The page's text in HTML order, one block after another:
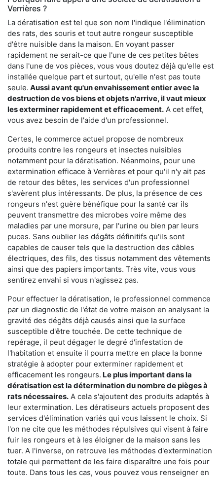
Verrières ?
La dératisation est tel que son nom l'indique l'élimination
des rats, des souris et tout autre rongeur susceptible
d'être nuisible dans la maison. En voyant passer
rapidement ne serait-ce que l'une de ces petites bêtes
dans l'une de vos pièces, vous vous doutez déjà qu'elle est
installée quelque part et surtout, qu'elle n'est pas toute
seule. Aussi avant qu'un envahissement entier avec la
destruction de vos biens et objets n'arrive, il vaut mieux
les exterminer rapidement et efficacement. A cet effet,
vous avez besoin de l'aide d'un professionnel.
Certes, le commerce actuel propose de nombreux
produits contre les rongeurs et insectes nuisibles
notamment pour la dératisation. Néanmoins, pour une
extermination efficace à Verrières et pour qu'il n'y ait pas
de retour des bêtes, les services d'un professionnel
s'avèrent plus intéressants. De plus, la présence de ces
rongeurs n'est guère bénéfique pour la santé car ils
peuvent transmettre des microbes voire même des
maladies par une morsure, par l'urine ou bien par leurs
puces. Sans oublier les dégâts définitifs qu'ils sont
capables de causer tels que la destruction des câbles
électriques, des fils, des tissus notamment des vêtements
ainsi que des papiers importants. Très vite, vous vous
sentirez envahi si vous n'agissez pas.
Pour effectuer la dératisation, le professionnel commence
par un diagnostic de l'état de votre maison en analysant la
gravité des dégâts déjà causés ainsi que la surface
susceptible d'être touchée. De cette technique de
repérage, il peut dégager le degré d'infestation de
l'habitation et ensuite il pourra mettre en place la bonne
stratégie à adopter pour exterminer rapidement et
efficacement les rongeurs. Le plus important dans la
dératisation est la détermination du nombre de pièges à
rats nécessaires. A cela s'ajoutent des produits adaptés à
leur extermination. Les dératiseurs actuels proposent des
services d'élimination variés qui vous laissent le choix. Si
l'on ne cite que les méthodes répulsives qui visent à faire
fuir les rongeurs et à les éloigner de la maison sans les
tuer. A l'inverse, on retrouve les méthodes d'extermination
totale qui permettent de les faire disparaître une fois pour
toute. Dans tous les cas, vous pouvez vous renseigner en